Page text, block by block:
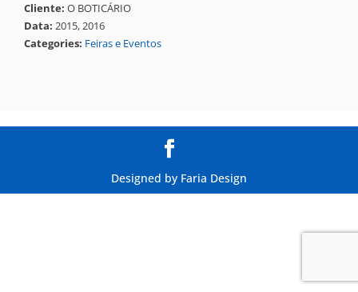
Cliente: O BOTICÁRIO
Data: 2015, 2016
Categories: Feiras e Eventos
Designed by Faria Design